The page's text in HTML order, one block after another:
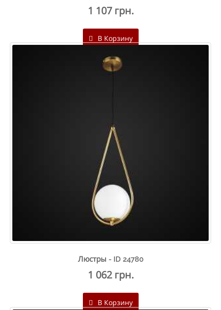
1 107 грн.
В Корзину
Люстры - ID 24780
1 062 грн.
В Корзину